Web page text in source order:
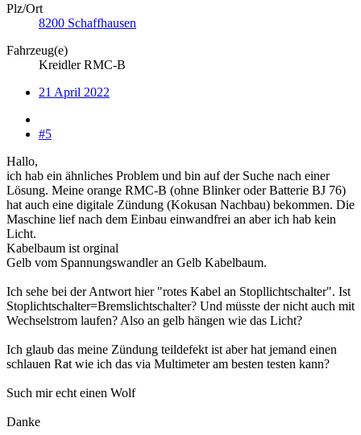
Plz/Ort
8200 Schaffhausen
Fahrzeug(e)
Kreidler RMC-B
21 April 2022
#5
Hallo,
ich hab ein ähnliches Problem und bin auf der Suche nach einer
Lösung. Meine orange RMC-B (ohne Blinker oder Batterie BJ 76)
hat auch eine digitale Zündung (Kokusan Nachbau) bekommen. Die
Maschine lief nach dem Einbau einwandfrei an aber ich hab kein
Licht.
Kabelbaum ist orginal
Gelb vom Spannungswandler an Gelb Kabelbaum.
Ich sehe bei der Antwort hier "rotes Kabel an Stopllichtschalter". Ist
Stoplichtschalter=Bremslichtschalter? Und müsste der nicht auch mit
Wechselstrom laufen? Also an gelb hängen wie das Licht?
Ich glaub das meine Zündung teildefekt ist aber hat jemand einen
schlauen Rat wie ich das via Multimeter am besten testen kann?
Such mir echt einen Wolf
Danke